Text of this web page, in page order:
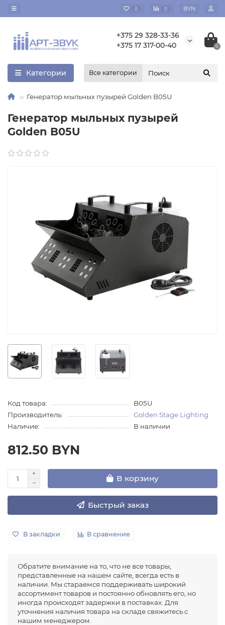
0 0 BYN
+375 29 328-33-36
+375 17 317-00-40
0
Категории Все категории
Генератор мыльных пузырей Golden B05U
Генератор мыльных пузырей
Golden B05U
Код товара:
B05U
Производитель:
Golden Stage Lighting
Наличие:
В наличии
812.50 BYN
В корзину
Быстрый заказ
В закладки В сравнение
Обратите внимание на то, что не все товары,
представленные на нашем сайте, всегда есть в
наличии. Мы стараемся поддерживать широкий
ассортимент товаров и постоянно обновлять его, но
иногда происходят задержки в поставках. Для
уточнения наличия товара на складе свяжитесь с
нашим менеджером.